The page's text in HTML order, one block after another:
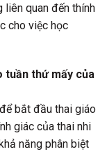
liên quan đến thính
cho việc học
tuần thứ mấy của
bắt đầu thai giáo
giác của thai nhi
năng phân biệt